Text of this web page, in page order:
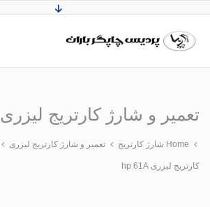
تعمیر و شارژ کارتریج لیزری hp 61A
Home شارژ کارتریج تعمیر و شارژ کارتریج لیزری hp 61A
کارتریج لیزری hp 61A